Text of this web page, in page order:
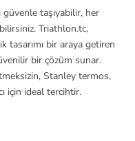
taşıyabilir, her
Triathlon.tc,
tasarımı bir araya getiren
bir çözüm sunar.
Stanley termos,
için ideal tercihtir.